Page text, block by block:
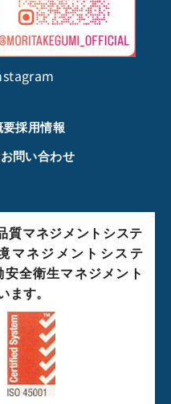
要採用情報
お問い合わせ
質マネジメントシステ
マネジメントシステ
安全衛生マネジメント
ます。